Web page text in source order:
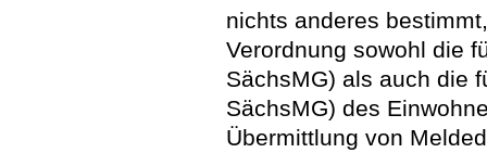
nichts anderes
Verordnung sowohl die
SächsMG) als auch die
SächsMG) des
Übermittlung von